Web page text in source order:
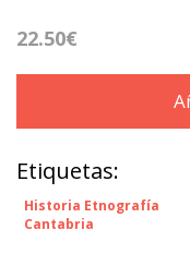
22.50€
Etiquetas:
Historia Etnografía
Cantabria